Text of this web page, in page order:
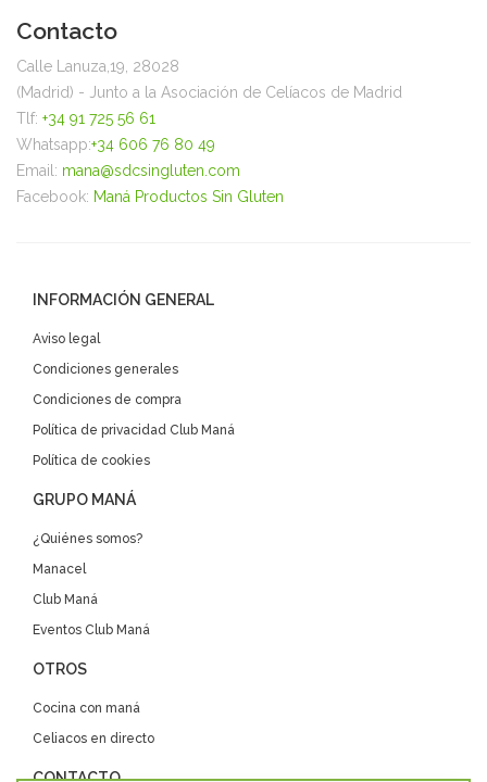
Contacto
Calle Lanuza,19, 28028
(Madrid) - Junto a la Asociación de Celíacos de Madrid
Tlf: +34 91 725 56 61
Whatsapp:+34 606 76 80 49
Email: mana@sdcsingluten.com
Facebook: Maná Productos Sin Gluten
INFORMACIÓN GENERAL
Aviso legal
Condiciones generales
Condiciones de compra
Política de privacidad Club Maná
Política de cookies
GRUPO MANÁ
¿Quiénes somos?
Manacel
Club Maná
Eventos Club Maná
OTROS
Cocina con maná
Celiacos en directo
CONTACTO